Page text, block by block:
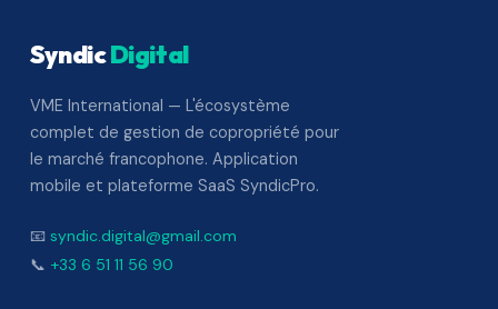
SyndicDigital
VME International — L'écosystème
complet de gestion de copropriété pour
le marché francophone. Application
mobile et plateforme SaaS SyndicPro.
📧 syndic.digital@gmail.com
📞 +33 6 51 11 56 90